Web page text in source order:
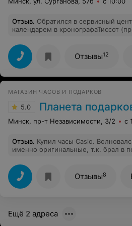
Отзыв. Обратился в сервисный
календарем в хронографаТиссот (проблема возникла
часы работали нормально.
стрелки и заявила, что все
позже засомневалась и отнесла
вернула часы уже сломанными и
ремонт всего механизма и заказ
- ничего. В общем не советую даже
менять, не то что ремонтировать.
Отзывы12
МАГАЗИН ЧАСОВ И ПОДАРКОВ
5.0 Планета
Минск, пр-т Независимости, 3/2 с
Отзыв. Купил часы Casio.
именно оригинальные, т.к. брал в
гарантией и гарантийным талоном
поставщика. Менеджер очень
определиться с моделью. Точно
Планете Подарков еще, если цена
Отзывы8
Ещё 2 адреса